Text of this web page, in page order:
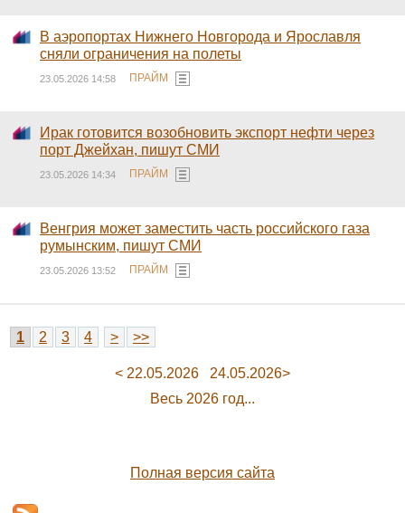
В аэропортах Нижнего Новгорода и Ярославля
сняли ограничения на полеты
23.05.2026 14:58 ПРАЙМ
Ирак готовится возобновить экспорт нефти через
порт Джейхан, пишут СМИ
23.05.2026 14:34 ПРАЙМ
Венгрия может заместить часть российского газа
румынским, пишут СМИ
23.05.2026 13:52 ПРАЙМ
1 2 3 4 > >>
< 22.05.2026
24.05.2026>
Весь 2026 год...
Полная версия сайта